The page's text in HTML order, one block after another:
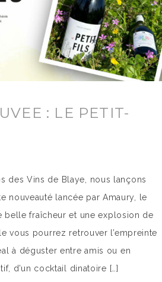
: LE PETIT-
des Vins de Blaye, nous lançons
nouveauté lancée par Amaury, le
belle fraîcheur et une explosion de
vous pourrez retrouver l’empreinte
à déguster entre amis ou en
d’un cocktail dinatoire […]